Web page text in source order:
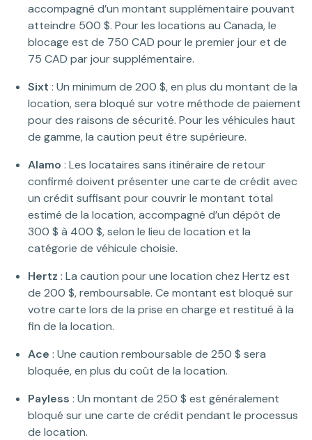
accompagné d’un montant supplémentaire pouvant
atteindre 500 $. Pour les locations au Canada, le
blocage est de 750 CAD pour le premier jour et de
75 CAD par jour supplémentaire.
Sixt : Un minimum de 200 $, en plus du montant de la
location, sera bloqué sur votre méthode de paiement
pour des raisons de sécurité. Pour les véhicules haut
de gamme, la caution peut être supérieure.
Alamo : Les locataires sans itinéraire de retour
confirmé doivent présenter une carte de crédit avec
un crédit suffisant pour couvrir le montant total
estimé de la location, accompagné d’un dépôt de
300 $ à 400 $, selon le lieu de location et la
catégorie de véhicule choisie.
Hertz : La caution pour une location chez Hertz est
de 200 $, remboursable. Ce montant est bloqué sur
votre carte lors de la prise en charge et restitué à la
fin de la location.
Ace : Une caution remboursable de 250 $ sera
bloquée, en plus du coût de la location.
Payless : Un montant de 250 $ est généralement
bloqué sur une carte de crédit pendant le processus
de location.